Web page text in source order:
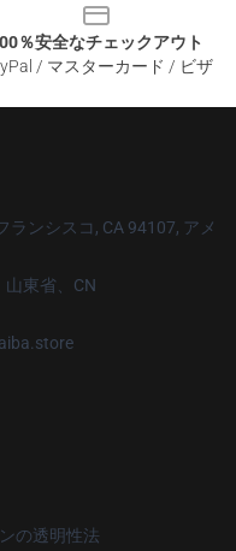
％安全なチェックアウト
/ マスターカード / ビザ
ランシスコ, CA 94107, アメ
山東省、CN
の透明性法